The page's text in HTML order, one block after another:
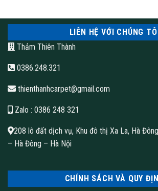
LIÊN HỆ VỚI CHÚNG TÔI
Thảm Thiên Thành
0386.248.321
thienthanhcarpet@gmail.com
Zalo : 0386 248 321
208 lô đất dịch vụ, Khu đô thị Xa La, Hà
– Hà Đông – Hà Nội
CHÍNH SÁCH VÀ QUY